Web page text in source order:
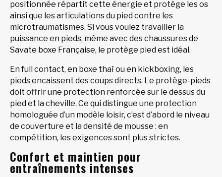
positionnée répartit cette énergie et protège les os
ainsi que les articulations du pied contre les
microtraumatismes. Si vous voulez travailler la
puissance en pieds, même avec des chaussures de
Savate boxe Française, le protège pied est idéal.
En full contact, en boxe thaï ou en kickboxing, les
pieds encaissent des coups directs. Le protège-pieds
doit offrir une protection renforcée sur le dessus du
pied et la cheville. Ce qui distingue une protection
homologuée d’un modèle loisir, c’est d’abord le niveau
de couverture et la densité de mousse : en
compétition, les exigences sont plus strictes.
Confort et maintien pour
entraînements intenses